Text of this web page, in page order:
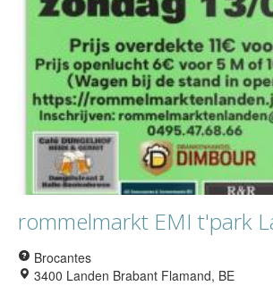
rommelmarkt EMI t'park
Brocantes
3400 Landen Brabant Flamand, BE